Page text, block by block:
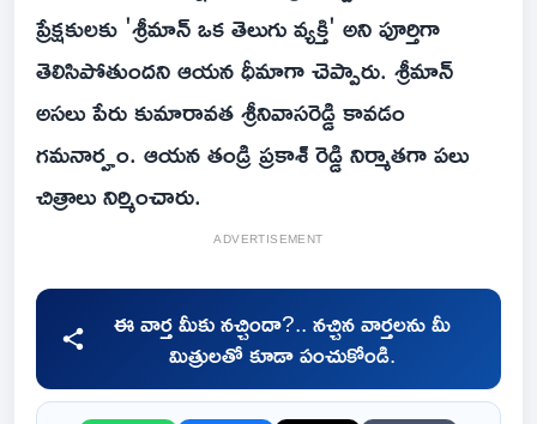
ప్రేక్షకులకు 'శ్రీమాన్ ఒక తెలుగు వ్యక్తి' అని పూర్తిగా
తెలిసిపోతుందని ఆయన ధీమాగా చెప్పారు. శ్రీమాన్
అసలు పేరు కుమారావత శ్రీనివాసరెడ్డి కావడం
గమనార్హం. ఆయన తండ్రి ప్రకాశ్ రెడ్డి నిర్మాతగా పలు
చిత్రాలు నిర్మించారు.
ADVERTISEMENT
ఈ వార్త మీకు నచ్చిందా?.. నచ్చిన వార్తలను మీ
మిత్రులతో కూడా పంచుకోండి.